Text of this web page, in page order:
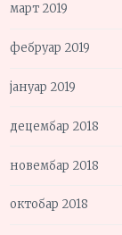
март 2019
фебруар 2019
јануар 2019
децембар 2018
новембар 2018
октобар 2018